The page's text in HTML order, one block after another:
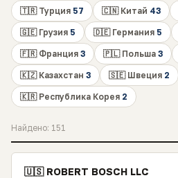
🇹🇷 Турция 57 🇨🇳 Китай 43
🇬🇪 Грузия 5 🇩🇪 Германия 5
🇫🇷 Франция 3 🇵🇱 Польша 3
🇰🇿 Казахстан 3 🇸🇪 Швеция 2
🇰🇷 Республика Корея 2
Найдено: 151
🇺🇸 ROBERT BOSCH LLC